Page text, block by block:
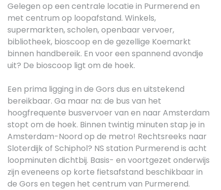
Gelegen op een centrale locatie in Purmerend en
met centrum op loopafstand. Winkels,
supermarkten, scholen, openbaar vervoer,
bibliotheek, bioscoop en de gezellige Koemarkt
binnen handbereik. En voor een spannend avondje
uit? De bioscoop ligt om de hoek.
Een prima ligging in de Gors dus en uitstekend
bereikbaar. Ga maar na: de bus van het
hoogfrequente busvervoer van en naar Amsterdam
stopt om de hoek. Binnen twintig minuten stap je in
Amsterdam-Noord op de metro! Rechtsreeks naar
Sloterdijk of Schiphol? NS station Purmerend is acht
loopminuten dichtbij. Basis- en voortgezet onderwijs
zijn eveneens op korte fietsafstand beschikbaar in
de Gors en tegen het centrum van Purmerend.